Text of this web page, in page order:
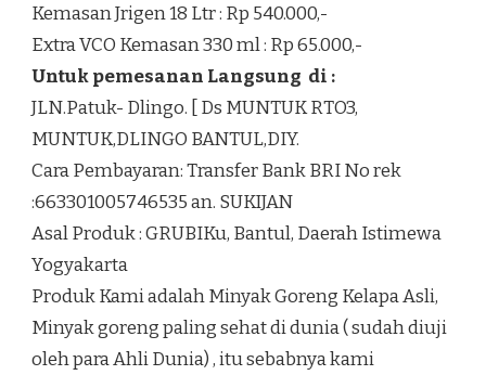
Kemasan Jrigen 18 Ltr : Rp 540.000,-
Extra VCO Kemasan 330 ml : Rp 65.000,-
Untuk pemesanan Langsung di :
JLN.Patuk- Dlingo. [ Ds MUNTUK RTO3,
MUNTUK,DLINGO BANTUL,DIY.
Cara Pembayaran: Transfer Bank BRI No rek
:663301005746535 an. SUKIJAN
Asal Produk : GRUBIKu, Bantul, Daerah Istimewa
Yogyakarta
Produk Kami adalah Minyak Goreng Kelapa Asli,
Minyak goreng paling sehat di dunia ( sudah diuji
oleh para Ahli Dunia) , itu sebabnya kami